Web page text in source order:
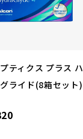
ティクス プラス ハ
ライド(8箱セット)